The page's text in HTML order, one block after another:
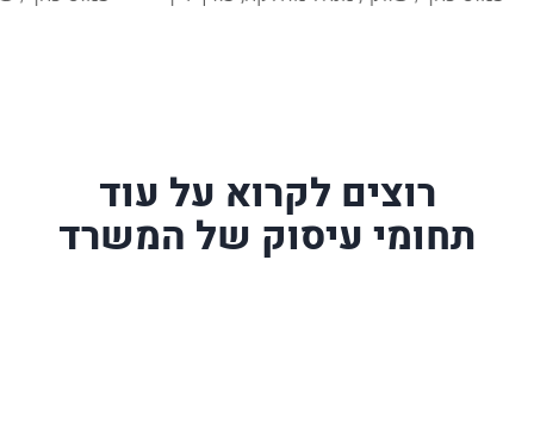
רוצים לקרוא על עוד
תחומי עיסוק של המשרד